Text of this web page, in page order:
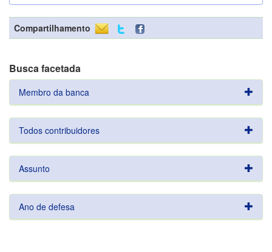
Compartilhamento
Busca facetada
Membro da banca
Todos contribuidores
Assunto
Ano de defesa